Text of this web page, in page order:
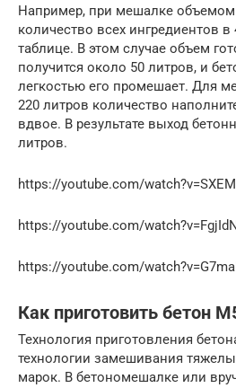
Например, при мешалке
количество всех ингредиентов в
таблице. В этом случае объем
получится около 50 литров, и
легкостью его промешает. Для
220 литров количество
вдвое. В результате выход
литров.
https://youtube.com/
https://youtube.com/
https://youtube.com/
Как приготовить бетон
Технология приготовления
технологии замешивания
марок. В бетономешалке или